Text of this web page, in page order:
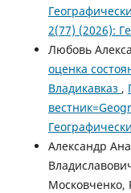
2(77) (2026):
Любовь
оценка
Владикавказ ,
Александр